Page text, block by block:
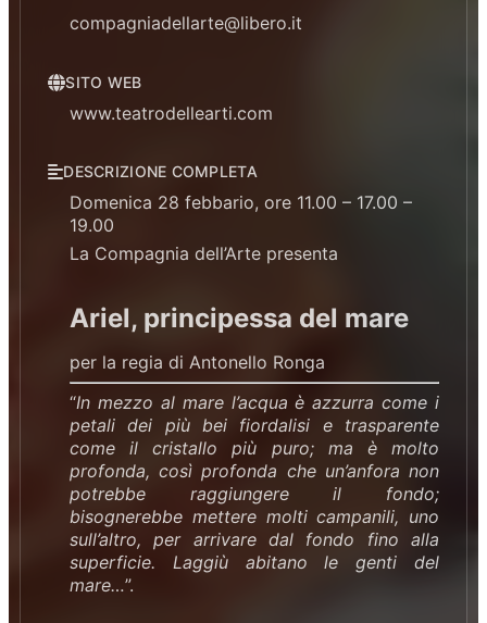
compagniadellarte@libero.it
SITO WEB
www.teatrodellearti.com
DESCRIZIONE COMPLETA
Domenica 28 febbario, ore 11.00 – 17.00 –
19.00
La Compagnia dell’Arte presenta
Ariel, principessa del mare
per la regia di Antonello Ronga
“In mezzo al mare l’acqua è azzurra come i
petali dei più bei fiordalisi e trasparente
come il cristallo più puro; ma è molto
profonda, così profonda che un’anfora non
potrebbe raggiungere il fondo;
bisognerebbe mettere molti campanili, uno
sull’altro, per arrivare dal fondo fino alla
superficie. Laggiù abitano le genti del
mare…”.